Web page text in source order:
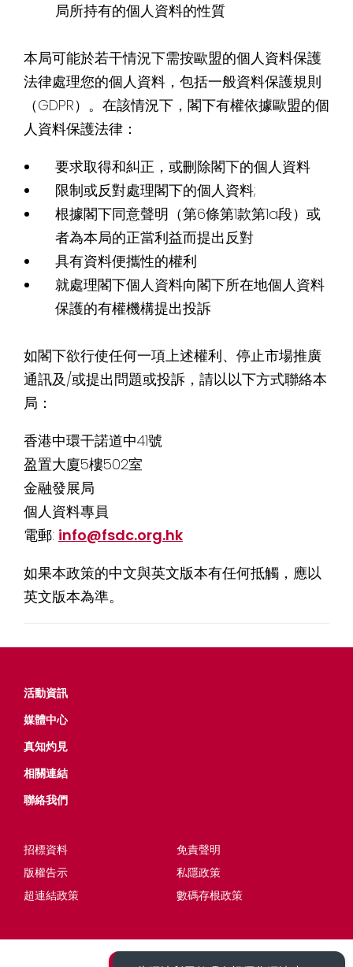
局所持有的個人資料的性質
本局可能於若干情況下需按歐盟的個人資料保護
法律處理您的個人資料，包括一般資料保護規則
（GDPR）。在該情況下，閣下有權依據歐盟的個
人資料保護法律：
要求取得和糾正，或刪除閣下的個人資料
限制或反對處理閣下的個人資料;
根據閣下同意聲明（第6條第1款第1a段）或
者為本局的正當利益而提出反對
具有資料便攜性的權利
就處理閣下個人資料向閣下所在地個人資料
保護的有權機構提出投訴
如閣下欲行使任何一項上述權利、停止市場推廣
通訊及/或提出問題或投訴，請以以下方式聯絡本
局：
香港中環干諾道中41號
盈置大廈5樓502室
金融發展局
個人資料專員
電郵: info@fsdc.org.hk
如果本政策的中文與英文版本有任何抵觸，應以
英文版本為準。
活動資​​訊
媒體中心
真知灼見
相關連結
聯絡我們
招標資料
免責聲明
版權告示
私隱政策
超連結政策
數碼存根政策